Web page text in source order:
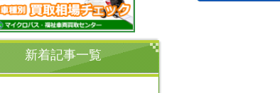
新着記事一覧